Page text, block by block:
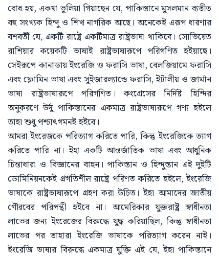
বোধ হয়, একথা ভুলিয়া গিয়াছেন যে, পাকিস্তানে মুসলমান ব্যতীত
বহু সংখ্যক হিন্দু ও শিখ নাগরিক আছে। অনেকেই এরূপ ধারণার
বশবর্তী যে, একটি রাষ্ট্রে একটিমাত্র রাষ্ট্রভাষা থাকিবে। সোভিয়েত
রাশিয়ার কয়েকটি ভাষাই রাষ্ট্রভাষারূপে পরিগণিত হইয়াছে।
সেইরূপে কানাডায় ইংরেজি ও ফরাসি ভাষা, বেলজিয়ামে ফরাসি
এবং ফ্লোমিন ভাষা এবং সুইজারল্যান্ডে ফরাসি, ইটালীয় ও জার্মান
ভাষা রাষ্ট্রভাষারূপে পরিগণিত। কংগ্রেসের নির্দিষ্ট হিন্দির
অনুকরণে উর্দু পাকিস্তানের একমাত্র রাষ্ট্রভাষারূপে গণ্য হইলে
তাহা শুধু পশ্চাৎগমনই হইবে।
আমরা ইংরেজকে পরিত্যাগ করিতে পারি, কিন্তু ইংরেজিকে ত্যাগ
করিতে পারি না। ইহা একটি আন্তর্জাতিক ভাষা এবং আধুনিক
চিন্তাধারা ও বিজ্ঞানের বাহন। পাকিস্তান ও হিন্দুস্তান এই দুইটি
ডোমিনিয়নকেই প্রগতিশীল রাষ্ট্রে পরিণত করিতে হইলে, ইংরেজি
ভাষাকে রাষ্ট্রভাষারূপে গ্রহণ করা উচিত। ইহা আমাদের জাতীয়
গৌরবের পরিপন্থী হইবে না। আমেরিকার যুক্তরাষ্ট্র স্বাধীনতা
লাভের জন্য ইংরেজের বিরুদ্ধে যুদ্ধ করিয়াছিল, কিন্তু স্বাধীনতা
লাভের পর তাহারা ইংরেজি ভাষাকে পরিত্যাগ করেন নাই।
ইংরেজি ভাষার বিরুদ্ধে একমাত্র যুক্তি এই যে, ইহা পাকিস্তানে